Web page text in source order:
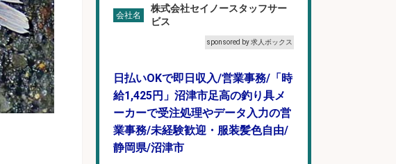
会社名
株式会社セイノースタッフサー
ビス
sponsored by 求人ボックス
日払いOKで即日収入/営業事務/「時
給1,425円」沼津市足高の釣り具メ
ーカーで受注処理やデータ入力の営
業事務/未経験歓迎・服装髪色自由/
静岡県/沼津市